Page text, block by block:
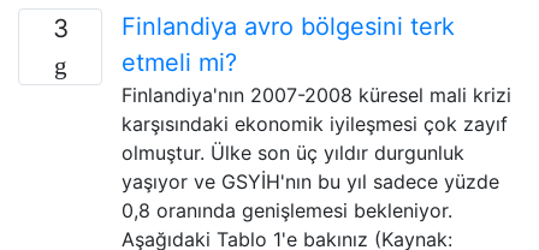
3
Finlandiya avro bölgesini terk
etmeli mi?
Finlandiya'nın 2007-2008 küresel mali krizi
karşısındaki ekonomik iyileşmesi çok zayıf
olmuştur. Ülke son üç yıldır durgunluk
yaşıyor ve GSYİH'nın bu yıl sadece yüzde
0,8 oranında genişlemesi bekleniyor.
Aşağıdaki Tablo 1'e bakınız (Kaynak: